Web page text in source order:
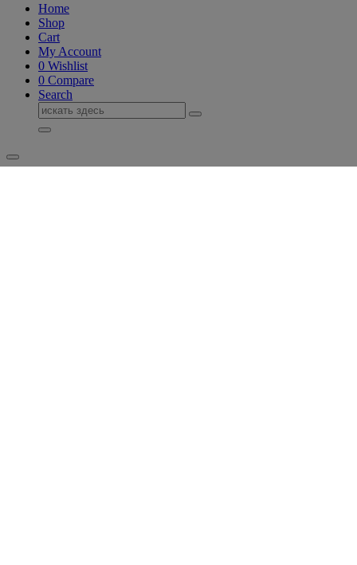
Home
Shop
Cart
My Account
0 Wishlist
0 Compare
Search
Поиск
для: